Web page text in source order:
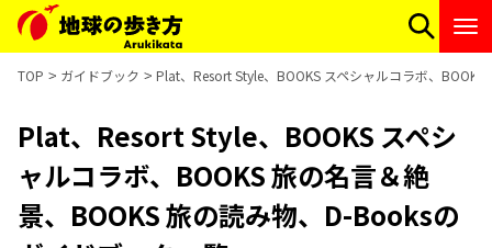
TOP ガイドブック Plat、Resort Style、BOOKS スペシャルコラボ、
Plat、Resort Style、BOOKS スペシ
ャルコラボ、BOOKS 旅の名言＆絶
景、BOOKS 旅の読み物、D-Booksの